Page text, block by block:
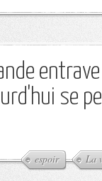
entrave
se
espoir La